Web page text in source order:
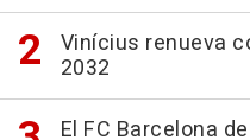
Vinícius renueva
2032
El FC Barcelona